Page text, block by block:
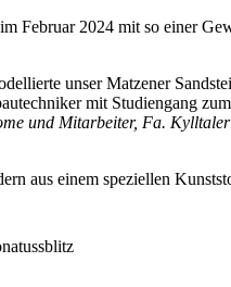
Februar 2024 mit so einer
unser Matzener
mit Studiengang zum
und Mitarbeiter, Fa. Kylltaler
aus einem speziellen